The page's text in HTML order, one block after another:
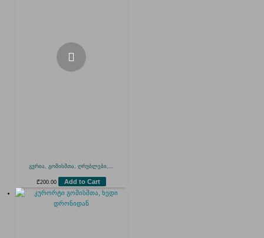
გურია, გომისმთა, ღრუბლები,...
₾200.00 Add to Cart